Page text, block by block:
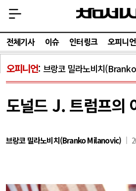
전체기사 이슈 인터링크 오피니언
오피니언 브랑코 밀라노비치
도널드 J. 트럼프의
브랑코 밀라노비치(Branko Milanovic)